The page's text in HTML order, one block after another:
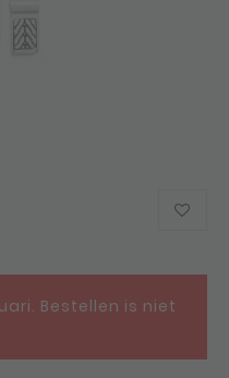
Bestellen is niet